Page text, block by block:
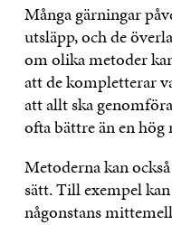
Många gärningar
utsläpp, och de
om olika metoder
att de kompletterar
att allt ska
ofta bättre än en
Metoderna kan
sätt. Till exempel
någonstans